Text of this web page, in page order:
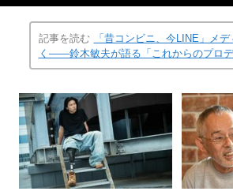
記事を読む
「昔コンビニ、今LINE」メ
く――鈴木敏夫が語る「これからのプロデ